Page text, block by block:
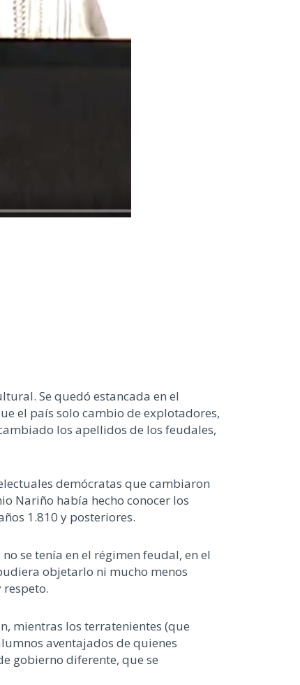
Se quedó estancada en el
el país solo cambio de explotadores,
los apellidos de los feudales,
demócratas que cambiaron
Nariño había hecho conocer los
1.810 y posteriores.
se tenía en el régimen feudal, en el
objetarlo ni mucho menos
mientras los terratenientes (que
aventajados de quienes
gobierno diferente, que se